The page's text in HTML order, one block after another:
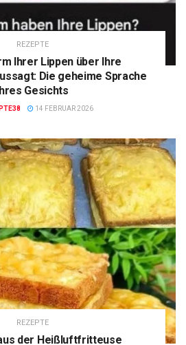
REZEPTE
Ihrer Lippen über Ihre
Die geheime Sprache
Gesichts
14 FEBRUAR 2026
REZEPTE
der Heißluftfritteuse